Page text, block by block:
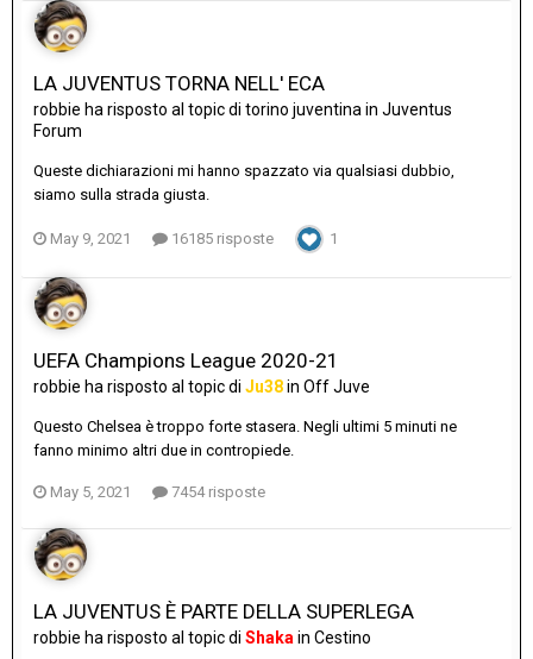
LA JUVENTUS TORNA NELL' ECA
robbie ha risposto al topic di torino juventina in Juventus
Forum
Queste dichiarazioni mi hanno spazzato via qualsiasi dubbio,
siamo sulla strada giusta.
May 9, 2021 16185 risposte 1
UEFA Champions League 2020-21
robbie ha risposto al topic di Ju38in Off Juve
Questo Chelsea è troppo forte stasera. Negli ultimi 5 minuti ne
fanno minimo altri due in contropiede.
May 5, 2021 7454 risposte
LA JUVENTUS È PARTE DELLA SUPERLEGA
robbie ha risposto al topic di Shaka in Cestino